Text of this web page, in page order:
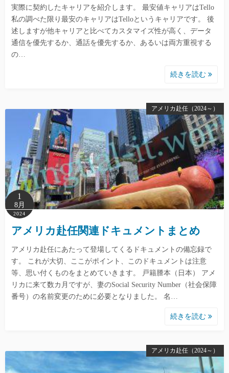
実際に契約したキャリアを紹介します。 最安値キャリアはTello
私の調べた限り最安のキャリアはTelloというキャリアです。 後
述しますが他キャリアと比べてカスタマイズ性が高く、データ
通信を優先するか、通話を優先するか、あるいは両方重視する
の…
続きを読む
アメリカ赴任（2024～）
1
8月
2024
アメリカ赴任関連ドキュメントまとめ
アメリカ赴任にあたって登場してくるドキュメントの備忘録で
す。 これが大切、ここがポイント、このドキュメントは注意
等、思い付くものをまとめていきます。 戸籍謄本（日本） アメ
リカに来て数カ月ですが、妻のSocial Security Number（社会保障
番号）の名前変更のために必要となりました。 名…
続きを読む
アメリカ赴任（2024～）